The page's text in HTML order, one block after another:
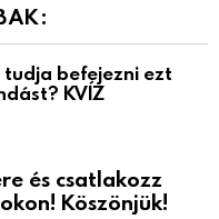
tudja befejezni ezt
KVÍZ
és csatlakozz
Köszönjük!